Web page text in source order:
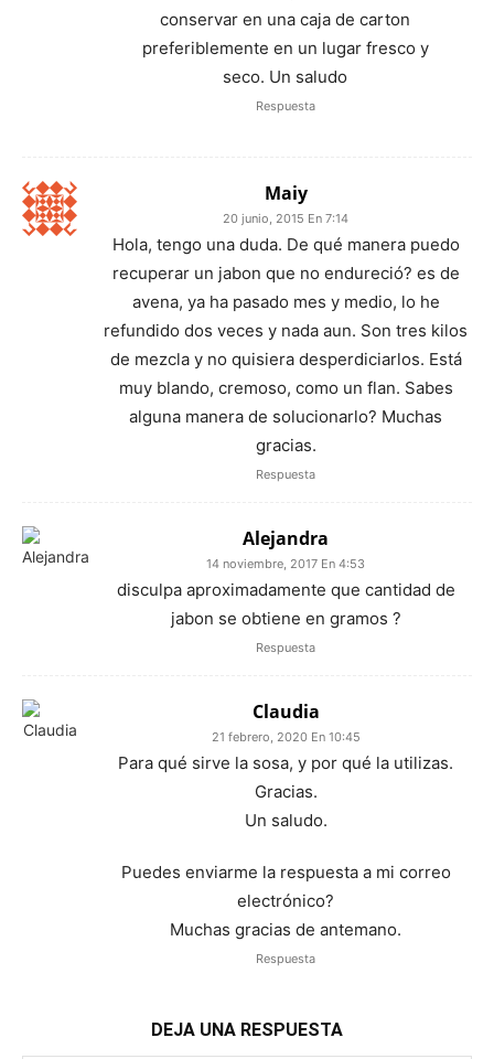
conservar en una caja de carton
preferiblemente en un lugar fresco y
seco. Un saludo
Respuesta
Maiy
20 junio, 2015 En 7:14
Hola, tengo una duda. De qué manera puedo
recuperar un jabon que no endureció? es de
avena, ya ha pasado mes y medio, lo he
refundido dos veces y nada aun. Son tres kilos
de mezcla y no quisiera desperdiciarlos. Está
muy blando, cremoso, como un flan. Sabes
alguna manera de solucionarlo? Muchas
gracias.
Respuesta
Alejandra
14 noviembre, 2017 En 4:53
disculpa aproximadamente que cantidad de
jabon se obtiene en gramos ?
Respuesta
Claudia
21 febrero, 2020 En 10:45
Para qué sirve la sosa, y por qué la utilizas.
Gracias.
Un saludo.
Puedes enviarme la respuesta a mi correo
electrónico?
Muchas gracias de antemano.
Respuesta
DEJA UNA RESPUESTA